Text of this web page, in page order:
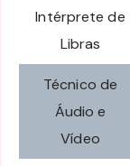
Intérprete de
Libras
Técnico de
Áudio e
Vídeo